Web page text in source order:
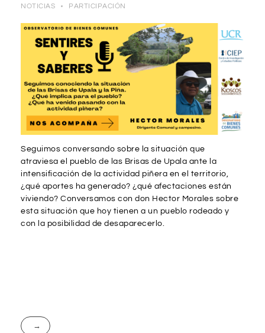
NOTICIAS
PARTICIPACIÓN
Seguimos conversando sobre la situación que
atraviesa el pueblo de las Brisas de Upala ante la
intensificación de la actividad piñera en el territorio,
¿qué aportes ha generado? ¿qué afectaciones están
viviendo? Conversamos con don Hector Morales sobre
esta situación que hoy tienen a un pueblo rodeado y
con la posibilidad de desaparecerlo.